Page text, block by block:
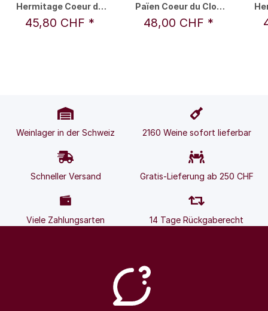
Hermitage Coeur du
Clos 2022 0,75 l -
Domaine Cornulus
45,80 CHF *
Païen Coeur du Clos
2023 0,75 l - Domaine
Cornulus
48,00 CHF *
Weinlager in der Schweiz 2160 Weine sofort lieferbar
Schneller Versand Gratis-Lieferung ab 250 CHF
Viele Zahlungsarten 14 Tage Rückgaberecht